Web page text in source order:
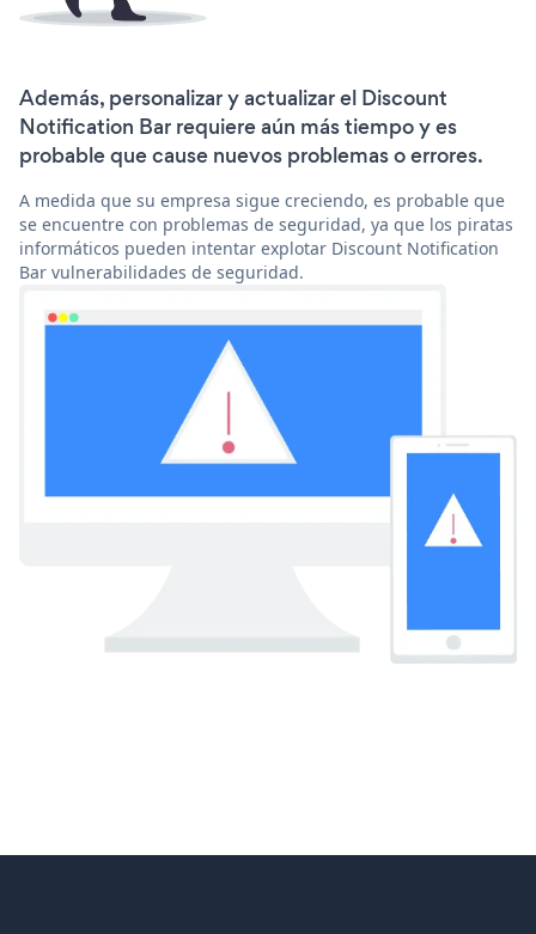
Además, personalizar y actualizar el Discount
Notification Bar requiere aún más tiempo y es
probable que cause nuevos problemas o errores.
A medida que su empresa sigue creciendo, es probable que
se encuentre con problemas de seguridad, ya que los piratas
informáticos pueden intentar explotar Discount Notification
Bar vulnerabilidades de seguridad.